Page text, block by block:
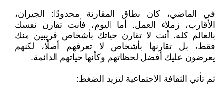
في الماضي، كان نطاق المقارنة محدودًا: الجيران،
الأقارب، زملاء العمل. أما اليوم، فأنت تقارن نفسك
بالعالم كله. أنت لا تقارن حياتك بأشخاص قريبين منك
فقط، بل تقارنها بأشخاص لا تعرفهم أصلًا، لكنهم
يعرضون عليك أفضل لحظاتهم وكأنها حياتهم الدائمة.
ثم تأتي الثقافة الاجتماعية لتزيد الضغط: